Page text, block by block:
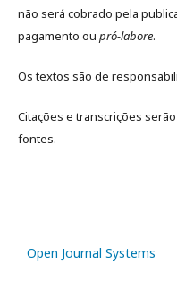
não será cobrado pela
pagamento ou pró-labore.
Os textos são de
Citações e transcrições
fontes.
Open Journal Systems